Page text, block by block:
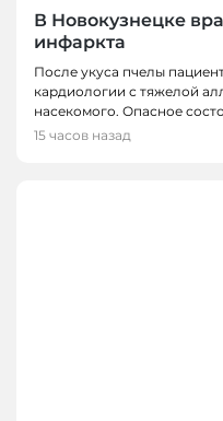
В Новокузнецке
инфаркта
После укуса пчелы
кардиологии с тяжелой
насекомого. Опасное
15 часов назад